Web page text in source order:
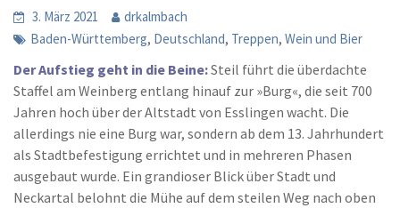
3. März 2021
drkalmbach
Baden-Württemberg, Deutschland, Treppen, Wein und Bier
Der Aufstieg geht in die Beine:Steil führt die überdachte
Staffel am Weinberg entlang hinauf zur »Burg«, die seit 700
Jahren hoch über der Altstadt von Esslingen wacht. Die
allerdings nie eine Burg war, sondern ab dem 13. Jahrhundert
als Stadtbefestigung errichtet und in mehreren Phasen
ausgebaut wurde. Ein grandioser Blick über Stadt und
Neckartal belohnt die Mühe auf dem steilen Weg nach oben